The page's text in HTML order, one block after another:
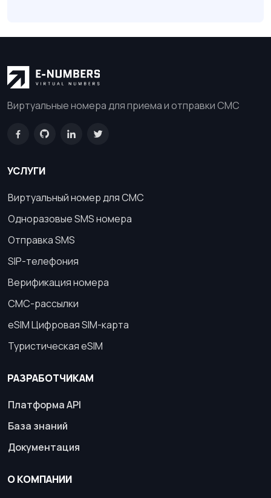
Виртуальные номера для приема и отправки СМС
УСЛУГИ
Виртуальный номер для СМС
Одноразовые SMS номера
Отправка SMS
SIP-телефония
Верификация номера
СМС-рассылки
eSIM Цифровая SIM-карта
Туристическая eSIM
РАЗРАБОТЧИКАМ
Платформа API
База знаний
Документация
О КОМПАНИИ